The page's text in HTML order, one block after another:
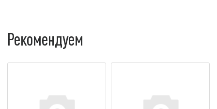
Рекомендуем